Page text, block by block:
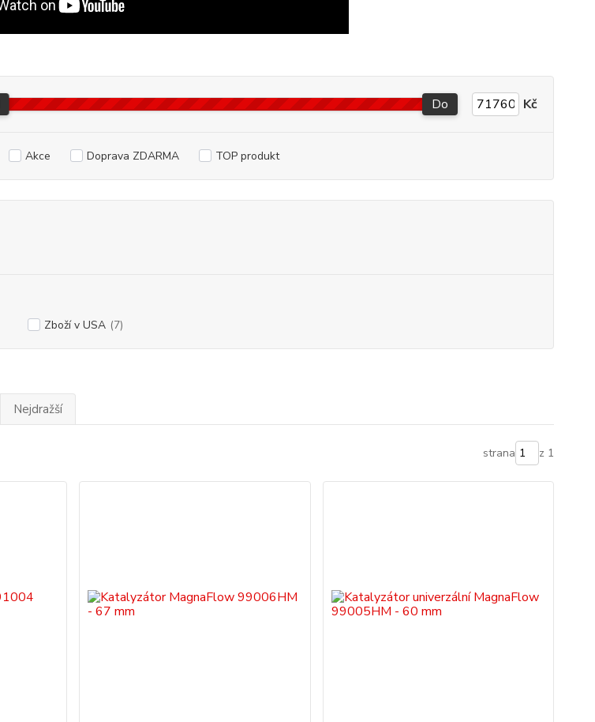
Do Kč
Akce Doprava ZDARMA TOP produkt
Zboží v USA (7)
Nejdražší
strana z 1